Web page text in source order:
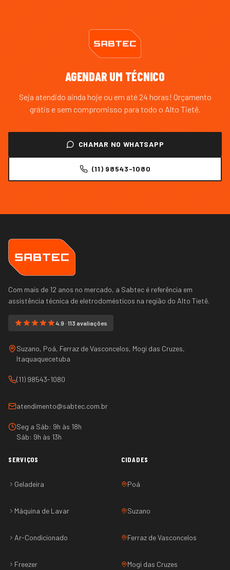
AGENDAR UM TÉCNICO
Seja atendido ainda hoje ou em até 24 horas! Orçamento
grátis e sem compromisso para todo o Alto Tietê.
CHAMAR NO WHATSAPP
(11) 98543-1080
Com mais de 12 anos no mercado, a Sabtec é referência em
assistência técnica de eletrodomésticos na região do Alto Tietê.
4.9 · 113 avaliações
Suzano, Poá, Ferraz de Vasconcelos, Mogi das Cruzes,
Itaquaquecetuba
(11) 98543-1080
atendimento@sabtec.com.br
Seg a Sáb: 9h às 18h
Sáb: 9h às 13h
SERVIÇOS
Geladeira
Máquina de Lavar
Ar-Condicionado
Freezer
CIDADES
Poá
Suzano
Ferraz de Vasconcelos
Mogi das Cruzes